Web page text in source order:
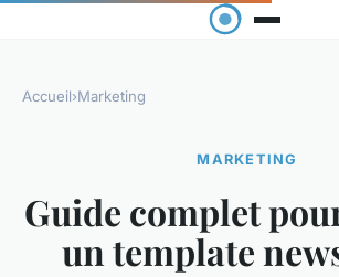
Accueil›Marketing
MARKETING
Guide complet
un template